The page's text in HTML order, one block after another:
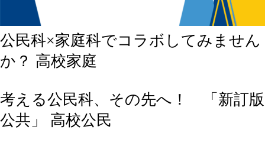
公民科×家庭科でコラボしてみません
か？ 高校家庭
考える公民科、その先へ！ 「新訂版
公共」 高校公民